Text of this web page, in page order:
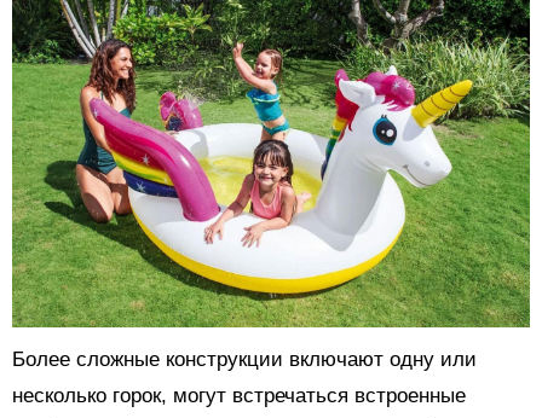
Более сложные конструкции включают одну или
несколько горок, могут встречаться встроенные